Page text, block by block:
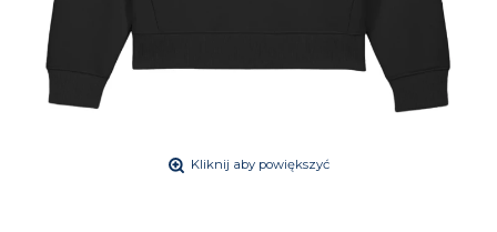
Kliknij aby powiększyć